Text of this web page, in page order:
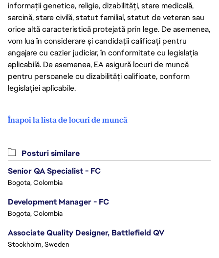
informații genetice, religie, dizabilități, stare medicală,
sarcină, stare civilă, statut familial, statut de veteran sau
orice altă caracteristică protejată prin lege. De asemenea,
vom lua în considerare și candidații calificați pentru
angajare cu cazier judiciar, în conformitate cu legislația
aplicabilă. De asemenea, EA asigură locuri de muncă
pentru persoanele cu dizabilități calificate, conform
legislației aplicabile.
Înapoi la lista de locuri de muncă
Posturi similare
Senior QA Specialist - FC
Bogota, Colombia
Development Manager - FC
Bogota, Colombia
Associate Quality Designer, Battlefield QV
Stockholm, Sweden